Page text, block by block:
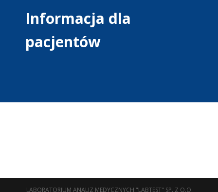
Informacja dla
pacjentów
LABORATORIUM ANALIZ MEDYCZNYCH "LABTEST" SP. Z O.O